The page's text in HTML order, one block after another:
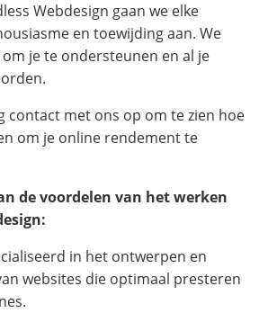
Webdesign gaan we elke
en toewijding aan. We
je te ondersteunen en al je
contact met ons op om te zien hoe
om je online rendement te
de voordelen van het werken
in het ontwerpen en
websites die optimaal presteren